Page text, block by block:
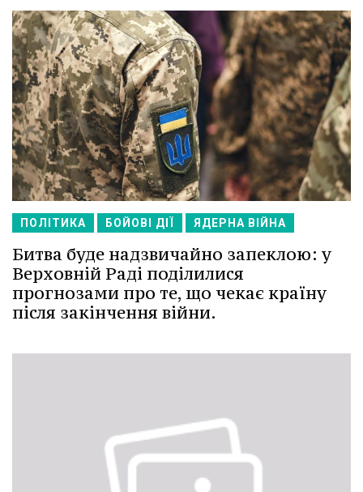
ПОЛІТИКА БОЙОВІ ДІЇ ЯДЕРНА ВІЙНА
Битва буде надзвичайно запеклою: у
Верховній Раді поділилися
прогнозами про те, що чекає країну
після закінчення війни.